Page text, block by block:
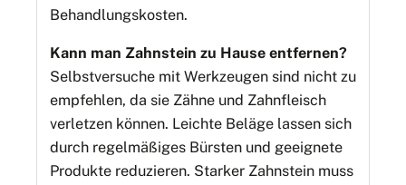
Behandlungskosten.
Kann man Zahnstein zu Hause entfernen?
Selbstversuche mit Werkzeugen sind nicht zu
empfehlen, da sie Zähne und Zahnfleisch
verletzen können. Leichte Beläge lassen sich
durch regelmäßiges Bürsten und geeignete
Produkte reduzieren. Starker Zahnstein muss